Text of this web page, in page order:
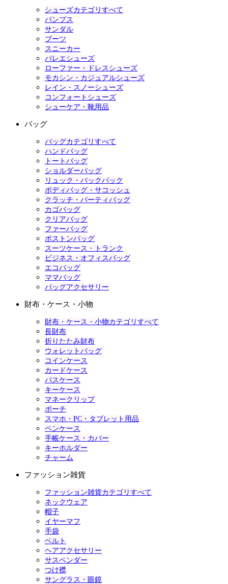
シューズカテゴリすべて
パンプス
サンダル
ブーツ
スニーカー
バレエシューズ
ローファー・ドレスシューズ
モカシン・カジュアルシューズ
レイン・スノーシューズ
コンフォートシューズ
シューケア・靴用品
バッグ
バッグカテゴリすべて
ハンドバッグ
トートバッグ
ショルダーバッグ
リュック・バックパック
ボディバッグ・サコッシュ
クラッチ・パーティバッグ
カゴバッグ
クリアバッグ
ファーバッグ
ボストンバッグ
スーツケース・トランク
ビジネス・オフィスバッグ
エコバッグ
ママバッグ
バッグアクセサリー
財布・ケース・小物
財布・ケース・小物カテゴリすべて
長財布
折りたたみ財布
ウォレットバッグ
コインケース
カードケース
パスケース
キーケース
マネークリップ
ポーチ
スマホ・PC・タブレット用品
ペンケース
手帳ケース・カバー
キーホルダー
チャーム
ファッション雑貨
ファッション雑貨カテゴリすべて
ネックウェア
帽子
イヤーマフ
手袋
ベルト
ヘアアクセサリー
サスペンダー
つけ襟
サングラス・眼鏡